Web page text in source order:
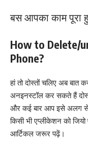
बस आपका काम पूरा
How to Delete/
Phone?
हां तो दोस्तों चलिए अब
अनइनस्टॉल कर सकते हैं
और कई बार आप इसे अलग से
किसी भी एप्लीकेशन को
आर्टिकल जरूर पढ़ें।